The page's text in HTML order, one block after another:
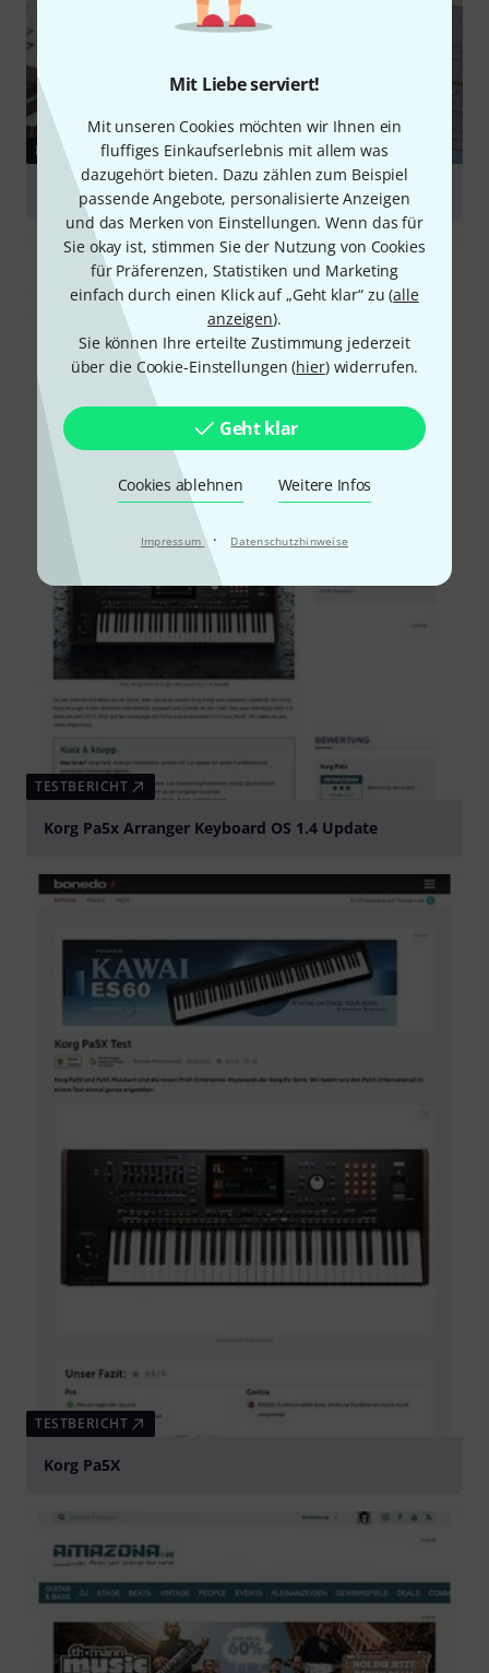
Mit Liebe serviert!
Mit unseren Cookies möchten wir Ihnen ein
fluffiges Einkaufserlebnis mit allem was
dazugehört bieten. Dazu zählen zum Beispiel
passende Angebote, personalisierte Anzeigen
und das Merken von Einstellungen. Wenn das für
Sie okay ist, stimmen Sie der Nutzung von Cookies
für Präferenzen, Statistiken und Marketing
einfach durch einen Klick auf „Geht klar“ zu (alle
anzeigen).
Sie können Ihre erteilte Zustimmung jederzeit
über die Cookie-Einstellungen (hier) widerrufen.
Geht klar
Cookies ablehnen Weitere Infos
Impressum · Datenschutzhinweise
RATGEBER
Keyboards
TESTBERICHT
Korg Pa5x Arranger Keyboard OS 1.4 Update
TESTBERICHT
Korg Pa5X